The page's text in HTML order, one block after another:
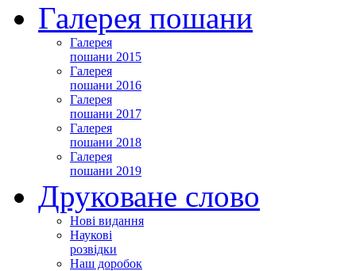
Галерея пошани
Галерея
пошани 2015
Галерея
пошани 2016
Галерея
пошани 2017
Галерея
пошани 2018
Галерея
пошани 2019
Друковане слово
Нові видання
Наукові
розвідки
Наш доробок